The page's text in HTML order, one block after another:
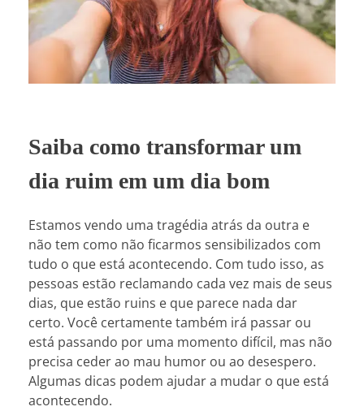
Saiba como transformar um
dia ruim em um dia bom
Estamos vendo uma tragédia atrás da outra e
não tem como não ficarmos sensibilizados com
tudo o que está acontecendo. Com tudo isso, as
pessoas estão reclamando cada vez mais de seus
dias, que estão ruins e que parece nada dar
certo. Você certamente também irá passar ou
está passando por uma momento difícil, mas não
precisa ceder ao mau humor ou ao desespero.
Algumas dicas podem ajudar a mudar o que está
acontecendo.